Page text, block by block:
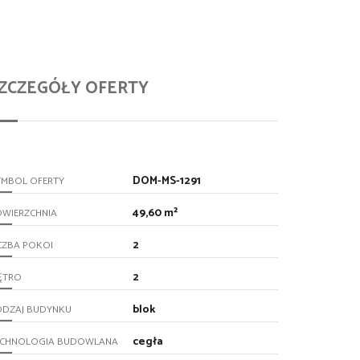
OFERTY
OFERTY DOM-MS-1291
49,60 m²
POKOI 2
2
BUDYNKU blok
BUDOWLANA cegła